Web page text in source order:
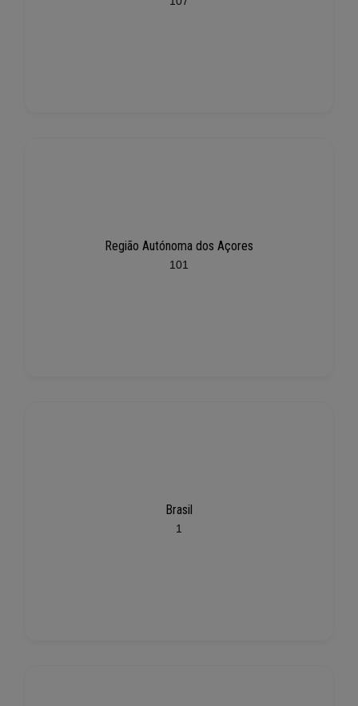
Região Autónoma dos Açores
101
Brasil
1